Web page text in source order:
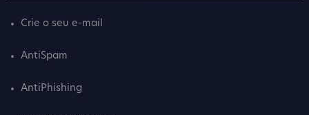
Crie o seu e-mail
AntiSpam
AntiPhishing